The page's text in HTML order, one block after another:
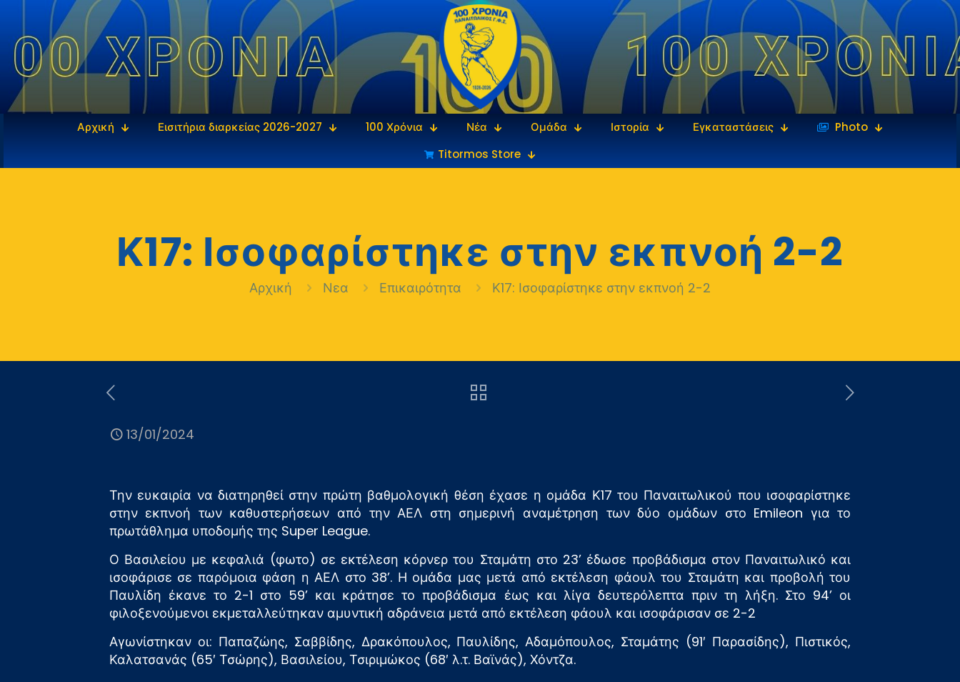
Αρχική Εισιτήρια διαρκείας 2026-2027 100 Χρόνια Νέα Ομάδα Ιστορία Εγκαταστάσεις
‎‏‏‎ ‎Photo
Titormos Store
Κ17: Ισοφαρίστηκε στην εκπνοή 2-2
Αρχική Νεα Επικαιρότητα Κ17: Ισοφαρίστηκε στην εκπνοή 2-2
13/01/2024
Την ευκαιρία να διατηρηθεί στην πρώτη βαθμολογική θέση έχασε η ομάδα Κ17 του Παναιτωλικού που ισοφαρίστηκε
στην εκπνοή των καθυστερήσεων από την ΑΕΛ στη σημερινή αναμέτρηση των δύο ομάδων στο Emileon για το
πρωτάθλημα υποδομής της Super League.
Ο Βασιλείου με κεφαλιά (φωτο) σε εκτέλεση κόρνερ του Σταμάτη στο 23’ έδωσε προβάδισμα στον Παναιτωλικό και
ισοφάρισε σε παρόμοια φάση η ΑΕΛ στο 38’. Η ομάδα μας μετά από εκτέλεση φάουλ του Σταμάτη και προβολή του
Παυλίδη έκανε το 2-1 στο 59’ και κράτησε το προβάδισμα έως και λίγα δευτερόλεπτα πριν τη λήξη. Στο 94’ οι
φιλοξενούμενοι εκμεταλλεύτηκαν αμυντική αδράνεια μετά από εκτέλεση φάουλ και ισοφάρισαν σε 2-2
Αγωνίστηκαν οι: Παπαζώης, Σαββίδης, Δρακόπουλος, Παυλίδης, Αδαμόπουλος, Σταμάτης (91′ Παρασίδης), Πιστικός,
Καλατσανάς (65′ Τσώρης), Βασιλείου, Τσιριμώκος (68′ λ.τ. Βαϊνάς), Χόντζα.